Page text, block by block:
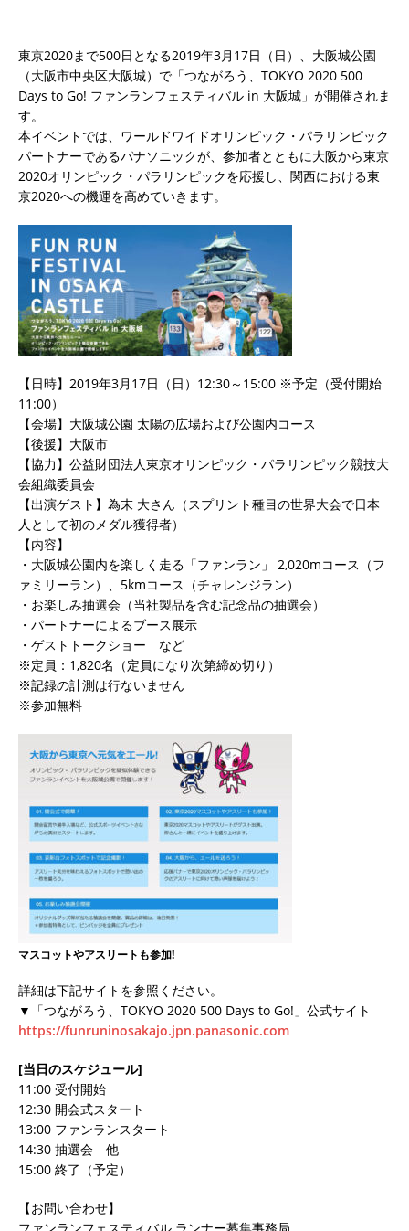
東京2020まで500日となる2019年3月17日（日）、大阪城公園
（大阪市中央区大阪城）で「つながろう、TOKYO 2020 500
Days to Go! ファンランフェスティバル in 大阪城」が開催されま
す。
本イベントでは、ワールドワイドオリンピック・パラリンピック
パートナーであるパナソニックが、参加者とともに大阪から東京
2020オリンピック・パラリンピックを応援し、関西における東
京2020への機運を高めていきます。
【日時】2019年3月17日（日）12:30～15:00 ※予定（受付開始
11:00）
【会場】大阪城公園 太陽の広場および公園内コース
【後援】大阪市
【協力】公益財団法人東京オリンピック・パラリンピック競技大
会組織委員会
【出演ゲスト】為末 大さん（スプリント種目の世界大会で日本
人として初のメダル獲得者）
【内容】
・大阪城公園内を楽しく走る「ファンラン」 2,020mコース（フ
ァミリーラン）、5kmコース（チャレンジラン）
・お楽しみ抽選会（当社製品を含む記念品の抽選会）
・パートナーによるブース展示
・ゲストトークショー など
※定員：1,820名（定員になり次第締め切り）
※記録の計測は行ないません
※参加無料
マスコットやアスリートも参加!
詳細は下記サイトを参照ください。
▼「つながろう、TOKYO 2020 500 Days to Go!」公式サイト
https://funruninosakajo.jpn.panasonic.com
[当日のスケジュール]
11:00 受付開始
12:30 開会式スタート
13:00 ファンランスタート
14:30 抽選会 他
15:00 終了（予定）
【お問い合わせ】